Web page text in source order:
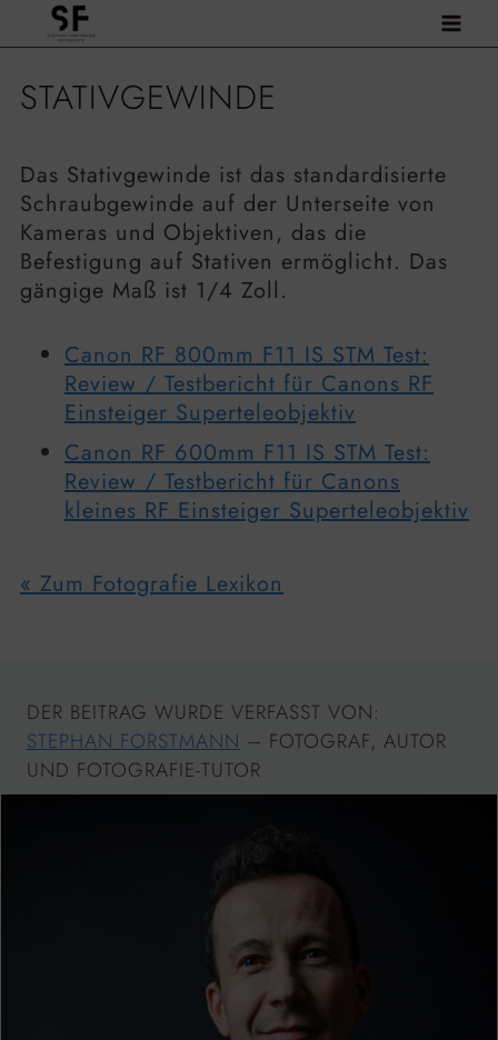
Inhalt
STATIVGEWINDE
Das Stativgewinde ist das standardisierte
Schraubgewinde auf der Unterseite von
Kameras und Objektiven, das die
Befestigung auf Stativen ermöglicht. Das
gängige Maß ist 1/4 Zoll.
Canon RF 800mm F11 IS STM Test:
Review / Testbericht für Canons RF
Einsteiger Superteleobjektiv
Canon RF 600mm F11 IS STM Test:
Review / Testbericht für Canons
kleines RF Einsteiger Superteleobjektiv
« Zum Fotografie Lexikon
DER BEITRAG WURDE VERFASST VON:
STEPHAN FORSTMANN – FOTOGRAF, AUTOR
UND FOTOGRAFIE-TUTOR